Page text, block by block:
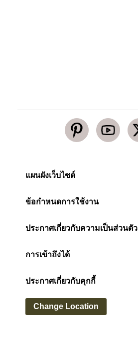
แผนผังเว็บไซต์
ข้อกำหนดการใช้งาน
ประกาศเกี่ยวกับความเป็นส่วนตัว
การเข้าถึงได้
ประกาศเกี่ยวกับคุกกี้
Change Location